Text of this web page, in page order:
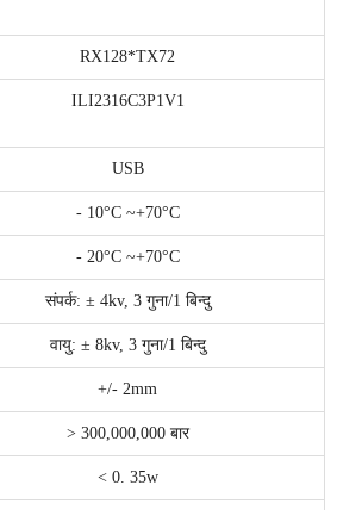
RX128*TX72
ILI2316C3P1V1
USB
- 10°C ~+70°C
- 20°C ~+70°C
संपर्क: ± 4kv, 3 गुना/1 बिन्दु
वायु: ± 8kv, 3 गुना/1 बिन्दु
+/- 2mm
> 300,000,000 बार
< 0. 35w